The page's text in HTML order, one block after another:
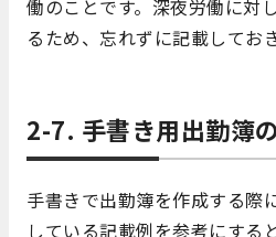
働のことです。深夜労働に対
るため、忘れずに記載してお
2-7. 手書き用出勤簿
手書きで出勤簿を作成する際
している記載例を参考にする